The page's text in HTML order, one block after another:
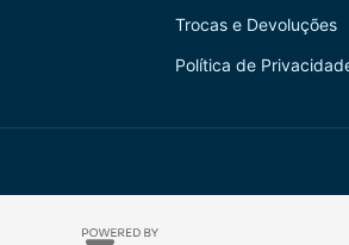
Trocas e Devoluções
Política de